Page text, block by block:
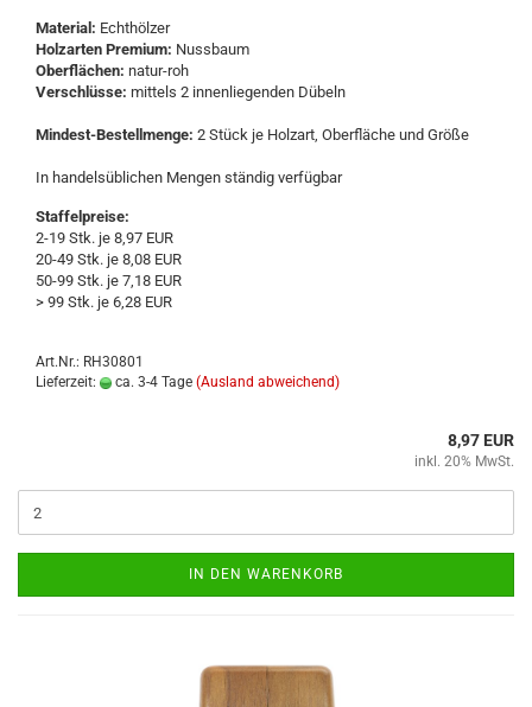
Ma­te­ri­al: Echt­höl­zer
Holz­ar­ten Pre­mi­um: Nuss­baum
Ober­flä­chen: natur-​roh
Ver­schlüs­se: mit­tels 2 in­nen­lie­gen­den Dü­beln
Mindest-​Bestellmenge: 2 Stück je Holz­art, Ober­flä­che und Größe
In han­dels­üb­li­chen Men­gen stän­dig ver­füg­bar
Staffelpreise:
2-19 Stk. je 8,97 EUR
20-49 Stk. je 8,08 EUR
50-99 Stk. je 7,18 EUR
> 99 Stk. je 6,28 EUR
Art.Nr.: RH30801
Lieferzeit:
ca. 3-4 Tage (Ausland abweichend)
8,97 EUR
inkl. 20% MwSt.
IN DEN WARENKORB